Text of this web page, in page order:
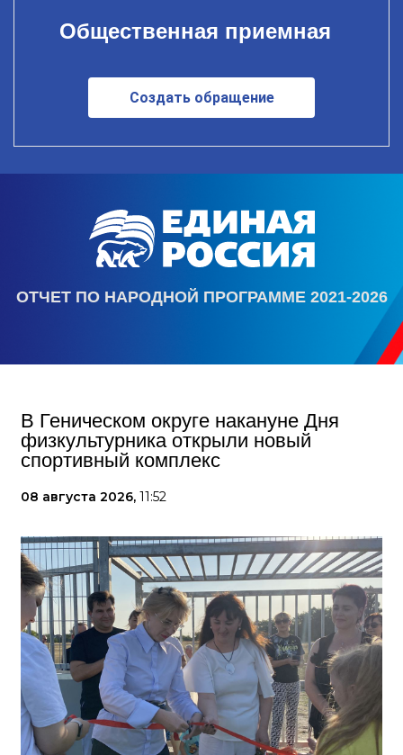
Общественная приемная
Создать обращение
ОТЧЕТ ПО НАРОДНОЙ ПРОГРАММЕ 2021-2026
В Геническом округе накануне Дня
физкультурника открыли новый
спортивный комплекс
08 августа 2026, 11:52